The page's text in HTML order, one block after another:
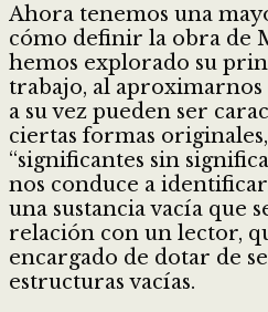
Ahora tenemos una
cómo definir la obra de
hemos explorado su
trabajo, al aproximarnos
a su vez pueden ser
ciertas formas
“significantes sin
nos conduce a
una sustancia vacía que
relación con un lector,
encargado de dotar de
estructuras vacías.